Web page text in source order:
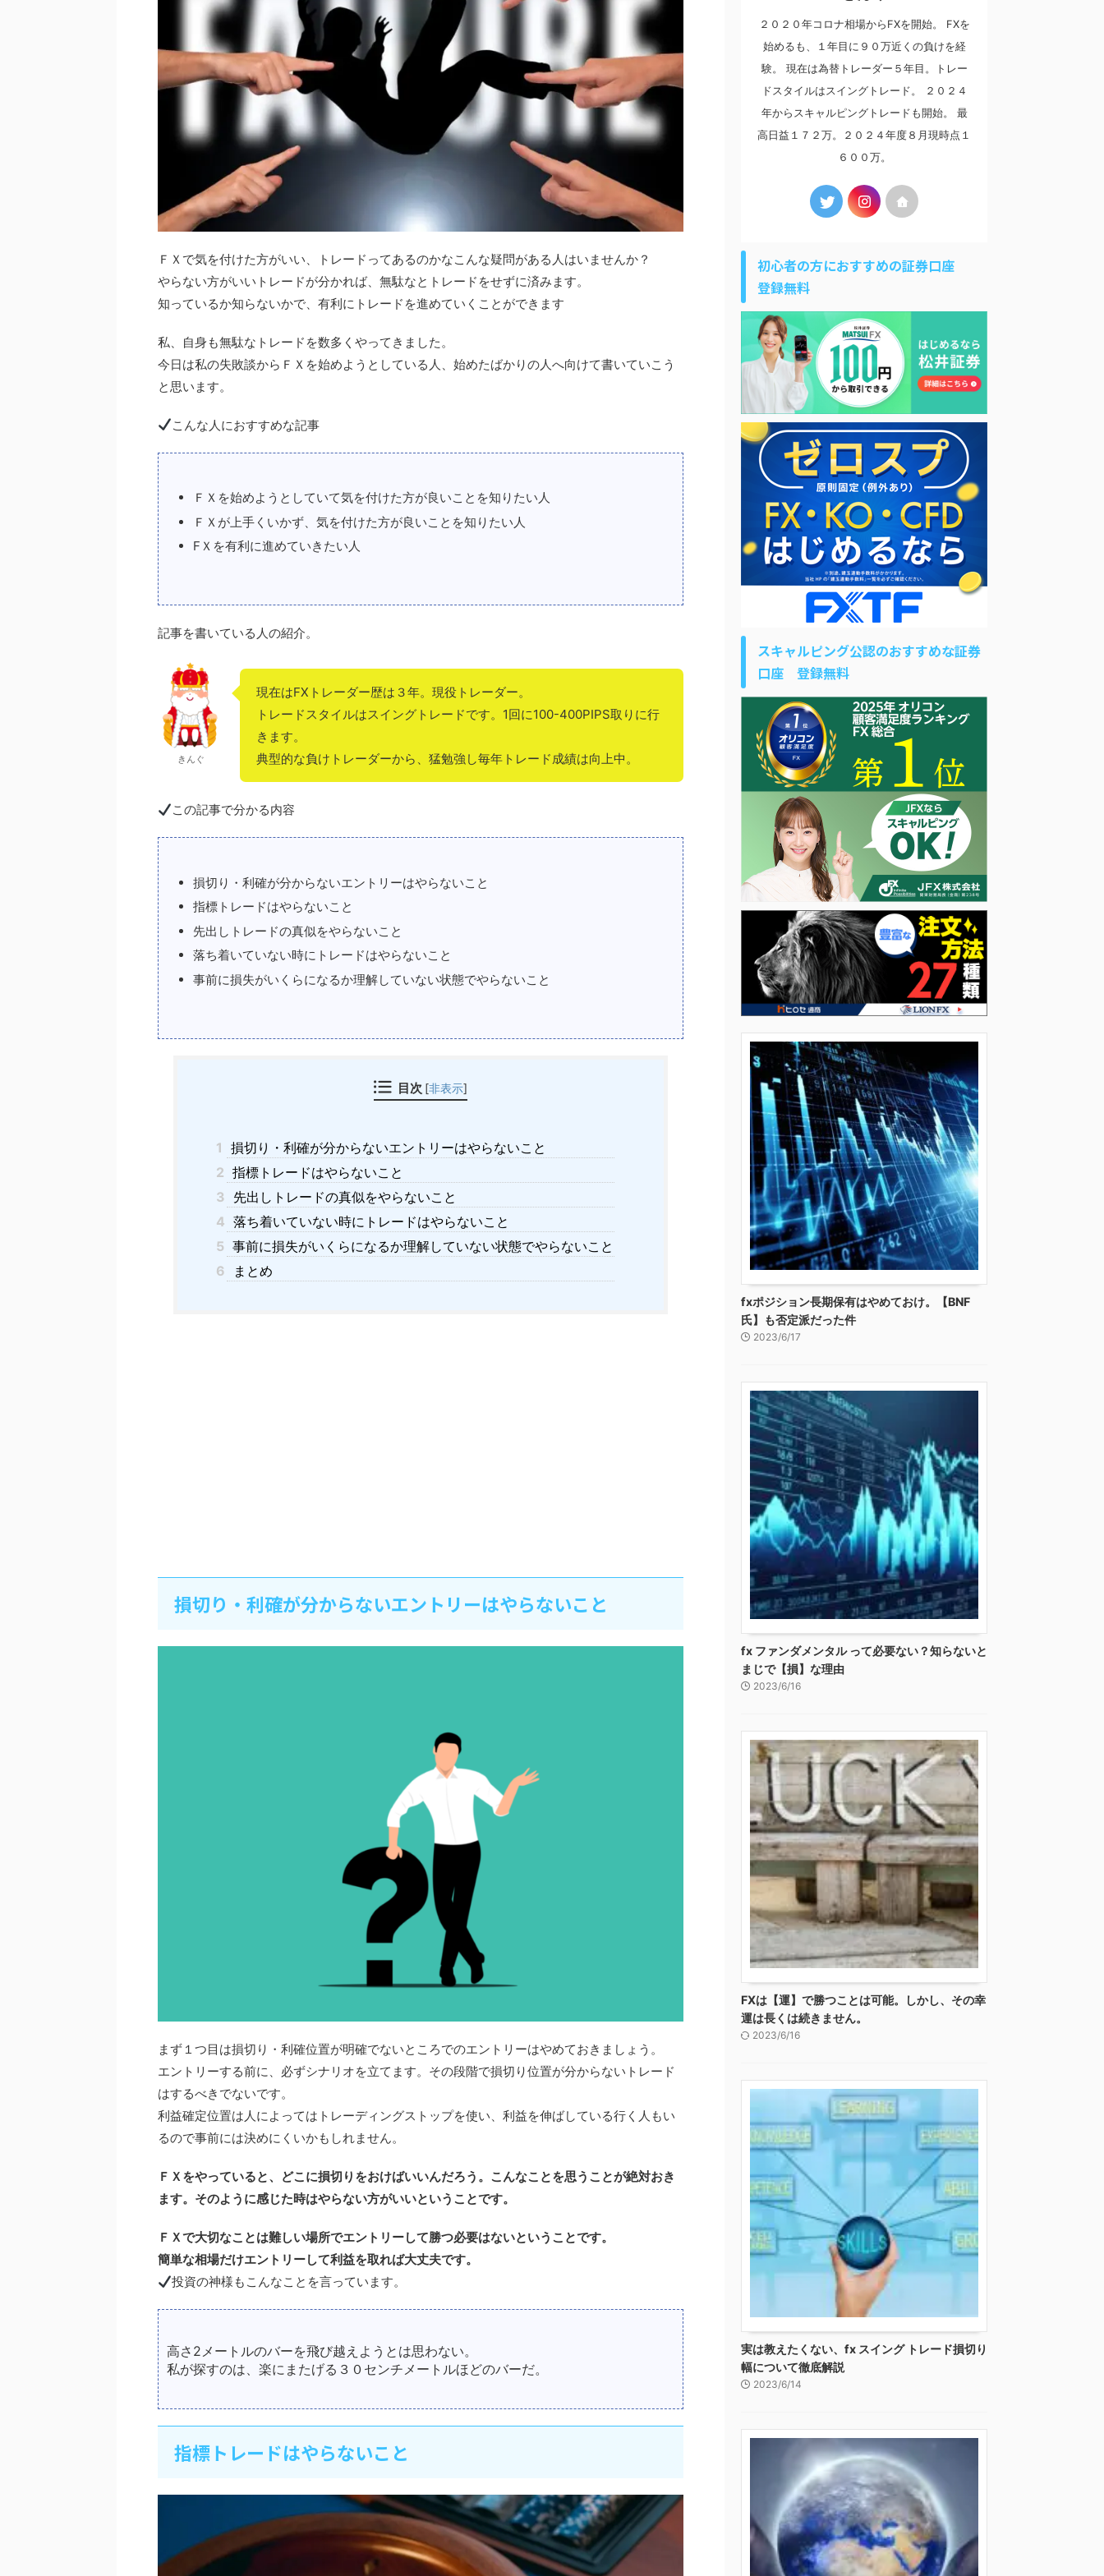
ＦＸで気を付けた方がいい、トレードってあるのかなこんな疑問がある人はいませんか？
やらない方がいいトレードが分かれば、無駄なとトレードをせずに済みます。
知っているか知らないかで、有利にトレードを進めていくことができます
私、自身も無駄なトレードを数多くやってきました。
今日は私の失敗談からＦＸを始めようとしている人、始めたばかりの人へ向けて書いていこう
と思います。
こんな人におすすめな記事
ＦＸを始めようとしていて気を付けた方が良いことを知りたい人
ＦＸが上手くいかず、気を付けた方が良いことを知りたい人
FＸを有利に進めていきたい人
記事を書いている人の紹介。
きんぐ
現在はFXトレーダー歴は３年。現役トレーダー。
トレードスタイルはスイングトレードです。1回に100-400PIPS取りに行
きます。
典型的な負けトレーダーから、猛勉強し毎年トレード成績は向上中。
この記事で分かる内容
損切り・利確が分からないエントリーはやらないこと
指標トレードはやらないこと
先出しトレードの真似をやらないこと
落ち着いていない時にトレードはやらないこと
事前に損失がいくらになるか理解していない状態でやらないこと
目次 [非表示]
1 損切り・利確が分からないエントリーはやらないこと
2 指標トレードはやらないこと
3 先出しトレードの真似をやらないこと
4 落ち着いていない時にトレードはやらないこと
5 事前に損失がいくらになるか理解していない状態でやらないこと
6
まとめ
損切り・利確が分からないエントリーはやらないこと
まず１つ目は損切り・利確位置が明確でないところでのエントリーはやめておきましょう。
エントリーする前に、必ずシナリオを立てます。その段階で損切り位置が分からないトレード
はするべきでないです。
利益確定位置は人によってはトレーディングストップを使い、利益を伸ばしている行く人もい
るので事前には決めにくいかもしれません。
ＦＸをやっていると、どこに損切りをおけばいいんだろう。こんなことを思うことが絶対おき
ます。そのように感じた時はやらない方がいいということです。
ＦＸで大切なことは難しい場所でエントリーして勝つ必要はないということです。
簡単な相場だけエントリーして利益を取れば大丈夫です。
投資の神様もこんなことを言っています。
高さ2メートルのバーを飛び越えようとは思わない。
私が探すのは、楽にまたげる３０センチメートルほどのバーだ。
指標トレードはやらないこと
２０２０年コロナ相場からFXを開始。 FXを
始めるも、１年目に９０万近くの負けを経
験。 現在は為替トレーダー５年目。トレー
ドスタイルはスイングトレード。 ２０２４
年からスキャルピングトレードも開始。 最
高日益１７２万。２０２４年度８月現時点１
６００万。
初心者の方におすすめの証券口座
登録無料
スキャルピング公認のおすすめな証券
口座 登録無料
fxポジション長期保有はやめておけ。【BNF
氏】も否定派だった件
2023/6/17
fx ファンダメンタル って必要ない？知らないと
まじで【損】な理由
2023/6/16
FXは【運】で勝つことは可能。しかし、その幸
運は長くは続きません。
2023/6/16
実は教えたくない、fx スイング トレード損切り
幅について徹底解説
2023/6/14